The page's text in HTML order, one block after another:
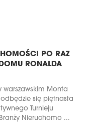
PO RAZ
RONALDA
warszawskim Monta
się piętnasta
Turnieju
Nieruchomo ...